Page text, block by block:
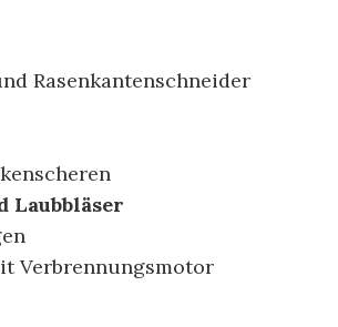
Rasenkantenschneider
Laubbläser
Verbrennungsmotor